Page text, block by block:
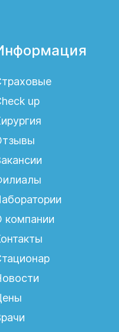
up
компании